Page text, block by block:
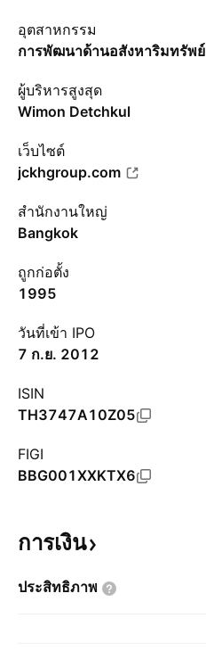
อุตสาหกรรม
การพัฒนาด้านอสังหาริมทรัพย์
ผู้บริหารสูงสุด
Wimon Detchkul
เว็บไซต์
jckhgroup.com
สำนักงานใหญ่
Bangkok
ถูกก่อตั้ง
1995
วันที่เข้า IPO
7 ก.ย. 2012
ISIN
TH3747A10Z05
FIGI
BBG001XXKTX6
การเงิน
ประสิทธิภาพ